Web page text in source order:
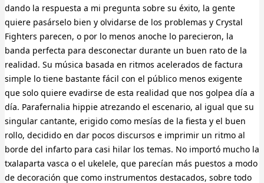
dando la respuesta a mi pregunta sobre su éxito, la gente
quiere pasárselo bien y olvidarse de los problemas y Crystal
Fighters parecen, o por lo menos anoche lo parecieron, la
banda perfecta para desconectar durante un buen rato de la
realidad. Su música basada en ritmos acelerados de factura
simple lo tiene bastante fácil con el público menos exigente
que solo quiere evadirse de esta realidad que nos golpea día a
día. Parafernalia hippie atrezando el escenario, al igual que su
singular cantante, erigido como mesías de la fiesta y el buen
rollo, decidido en dar pocos discursos e imprimir un ritmo al
borde del infarto para casi hilar los temas. No importó mucho la
txalaparta vasca o el ukelele, que parecían más puestos a modo
de decoración que como instrumentos destacados, sobre todo